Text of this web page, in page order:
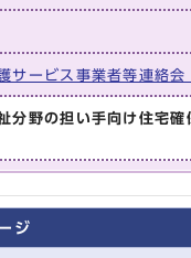
サービス事業者等連絡会
分野の担い手向け住宅確
ジ